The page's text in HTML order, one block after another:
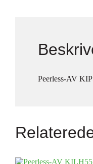
Peerless-AV